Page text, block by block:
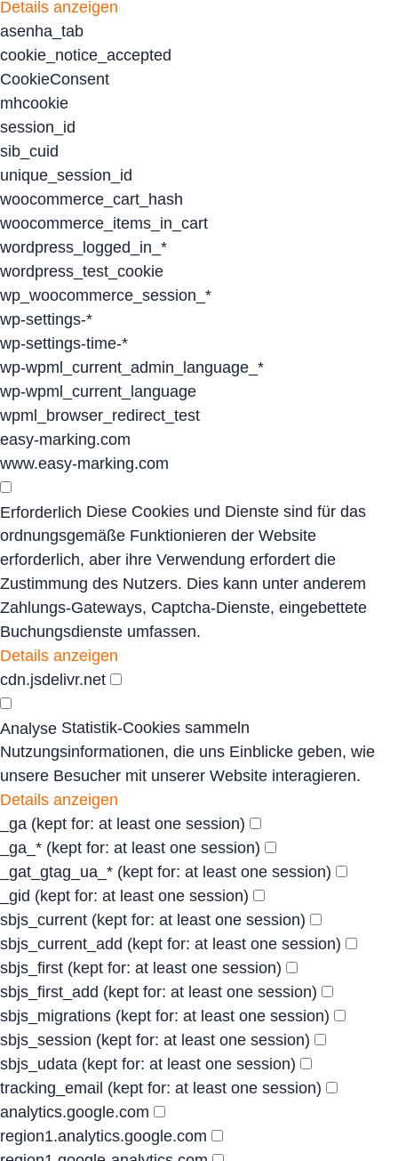
Details anzeigen
asenha_tab
cookie_notice_accepted
CookieConsent
mhcookie
session_id
sib_cuid
unique_session_id
woocommerce_cart_hash
woocommerce_items_in_cart
wordpress_logged_in_*
wordpress_test_cookie
wp_woocommerce_session_*
wp-settings-*
wp-settings-time-*
wp-wpml_current_admin_language_*
wp-wpml_current_language
wpml_browser_redirect_test
easy-marking.com
www.easy-marking.com
Erforderlich Diese Cookies und Dienste sind für das
ordnungsgemäße Funktionieren der Website
erforderlich, aber ihre Verwendung erfordert die
Zustimmung des Nutzers. Dies kann unter anderem
Zahlungs-Gateways, Captcha-Dienste, eingebettete
Buchungsdienste umfassen.
Details anzeigen
cdn.jsdelivr.net
Analyse Statistik-Cookies sammeln
Nutzungsinformationen, die uns Einblicke geben, wie
unsere Besucher mit unserer Website interagieren.
Details anzeigen
_ga (kept for: at least one session)
_ga_* (kept for: at least one session)
_gat_gtag_ua_* (kept for: at least one session)
_gid (kept for: at least one session)
sbjs_current (kept for: at least one session)
sbjs_current_add (kept for: at least one session)
sbjs_first (kept for: at least one session)
sbjs_first_add (kept for: at least one session)
sbjs_migrations (kept for: at least one session)
sbjs_session (kept for: at least one session)
sbjs_udata (kept for: at least one session)
tracking_email (kept for: at least one session)
analytics.google.com
region1.analytics.google.com